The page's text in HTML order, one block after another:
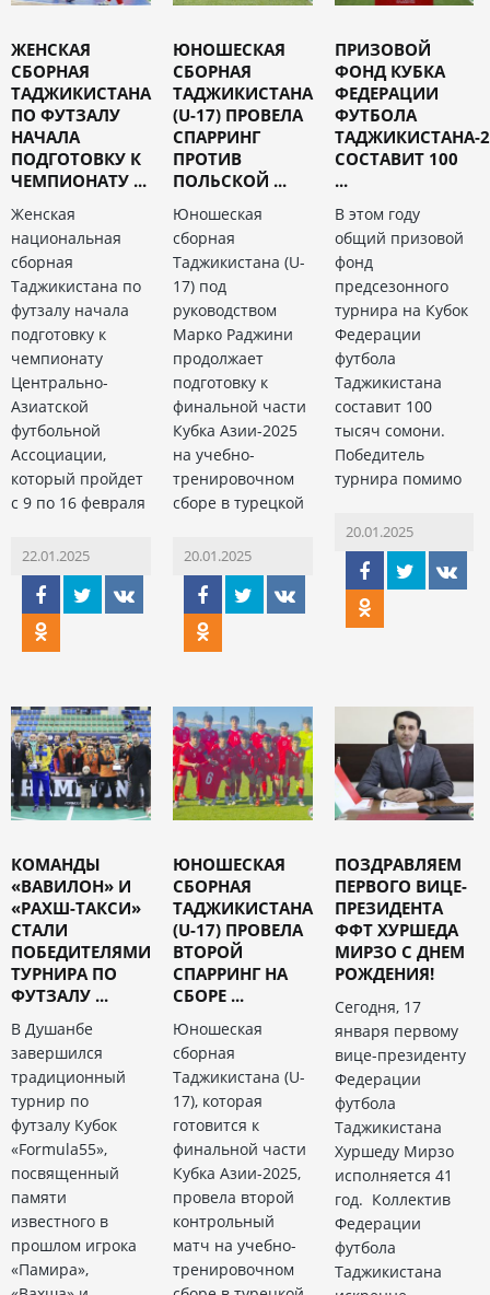
ЖЕНСКАЯ
СБОРНАЯ
ТАДЖИКИСТАНА
ПО ФУТЗАЛУ
НАЧАЛА
ПОДГОТОВКУ К
ЧЕМПИОНАТУ ...
Женская
национальная
сборная
Таджикистана по
футзалу начала
подготовку к
чемпионату
Центрально-
Азиатской
футбольной
Ассоциации,
который пройдет
с 9 по 16 февраля
22.01.2025
ЮНОШЕСКАЯ
СБОРНАЯ
ТАДЖИКИСТАНА
(U-17) ПРОВЕЛА
СПАРРИНГ
ПРОТИВ
ПОЛЬСКОЙ ...
Юношеская
сборная
Таджикистана (U-
17) под
руководством
Марко Раджини
продолжает
подготовку к
финальной части
Кубка Азии-2025
на учебно-
тренировочном
сборе в турецкой
20.01.2025
ПРИЗОВОЙ
ФОНД КУБКА
ФЕДЕРАЦИИ
ФУТБОЛА
ТАДЖИКИСТАНА-
СОСТАВИТ 100
...
В этом году
общий призовой
фонд
предсезонного
турнира на Кубок
Федерации
футбола
Таджикистана
составит 100
тысяч сомони.
Победитель
турнира помимо
20.01.2025
КОМАНДЫ
«ВАВИЛОН» И
«РАХШ-ТАКСИ»
СТАЛИ
ПОБЕДИТЕЛЯМИ
ТУРНИРА ПО
ФУТЗАЛУ ...
В Душанбе
завершился
традиционный
турнир по
футзалу Кубок
«Formula55»,
посвященный
памяти
известного в
прошлом игрока
«Памира»,
ЮНОШЕСКАЯ
СБОРНАЯ
ТАДЖИКИСТАНА
(U-17) ПРОВЕЛА
ВТОРОЙ
СПАРРИНГ НА
СБОРЕ ...
Юношеская
сборная
Таджикистана (U-
17), которая
готовится к
финальной части
Кубка Азии-2025,
провела второй
контрольный
матч на учебно-
тренировочном
ПОЗДРАВЛЯЕМ
ПЕРВОГО ВИЦЕ-
ПРЕЗИДЕНТА
ФФТ ХУРШЕДА
МИРЗО С ДНЕМ
РОЖДЕНИЯ!
Сегодня, 17
января первому
вице-президенту
Федерации
футбола
Таджикистана
Хуршеду Мирзо
исполняется 41
год. Коллектив
Федерации
футбола
Таджикистана